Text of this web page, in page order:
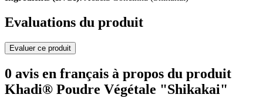
Evaluations du produit
Evaluer ce produit
0 avis en français à propos du produit
Khadi® Poudre Végétale "Shikakai"